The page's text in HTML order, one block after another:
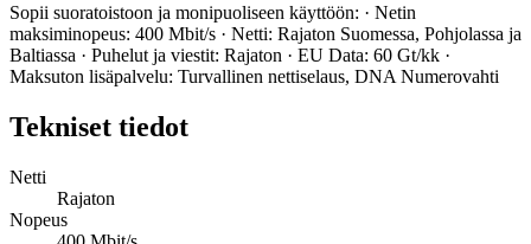
Sopii suoratoistoon ja monipuoliseen käyttöön: · Netin
maksiminopeus: 400 Mbit/s · Netti: Rajaton Suomessa, Pohjolassa ja
Baltiassa · Puhelut ja viestit: Rajaton · EU Data: 60 Gt/kk ·
Maksuton lisäpalvelu: Turvallinen nettiselaus, DNA Numerovahti
Tekniset tiedot
Netti
Rajaton
Nopeus